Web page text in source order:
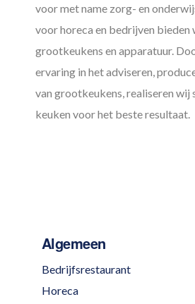
voor met name zorg- en
voor horeca en bedrijven bieden
grootkeukens en apparatuur.
ervaring in het adviseren,
van grootkeukens, realiseren wij
keuken voor het beste resultaat.
Algemeen
Bedrijfsrestaurant
Horeca